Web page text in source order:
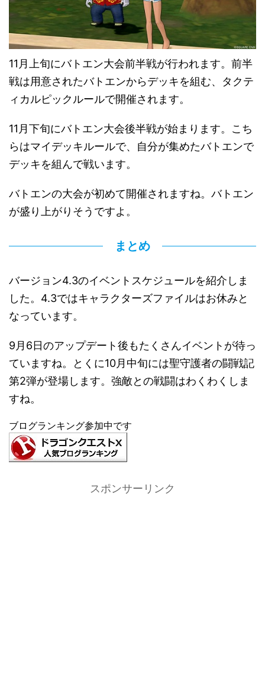
11月上旬にバトエン大会前半戦が行われます。前半
戦は用意されたバトエンからデッキを組む、タクテ
ィカルピックルールで開催されます。
11月下旬にバトエン大会後半戦が始まります。こち
らはマイデッキルールで、自分が集めたバトエンで
デッキを組んで戦います。
バトエンの大会が初めて開催されますね。バトエン
が盛り上がりそうですよ。
まとめ
バージョン4.3のイベントスケジュールを紹介しま
した。4.3ではキャラクターズファイルはお休みと
なっています。
9月6日のアップデート後もたくさんイベントが待っ
ていますね。とくに10月中旬には聖守護者の闘戦記
第2弾が登場します。強敵との戦闘はわくわくしま
すね。
ブログランキング参加中です
スポンサーリンク